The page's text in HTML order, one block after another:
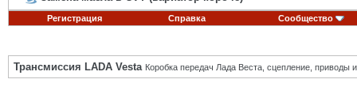
Регистрация Справка Сообщество
Трансмиссия LADA Vesta Коробка передач Лада Веста, сцепление, приводы и